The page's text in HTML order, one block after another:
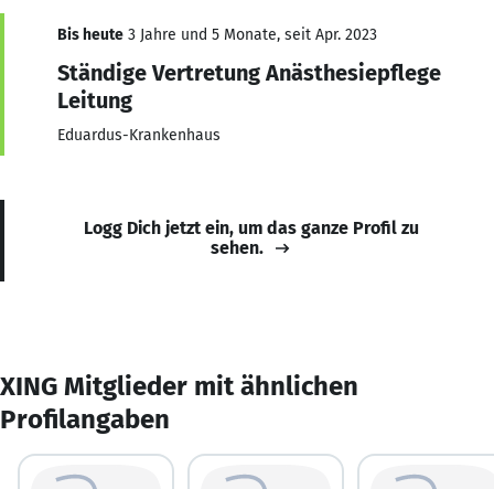
Bis heute 3 Jahre und 5 Monate, seit Apr. 2023
Ständige Vertretung Anästhesiepflege
Leitung
Eduardus-Krankenhaus
Logg Dich jetzt ein, um das ganze Profil zu
sehen.
XING Mitglieder mit ähnlichen
Profilangaben